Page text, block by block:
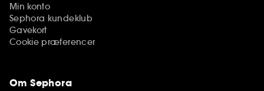
Min konto
Sephora kundeklub
Gavekort
Cookie præferencer
Om Sephora